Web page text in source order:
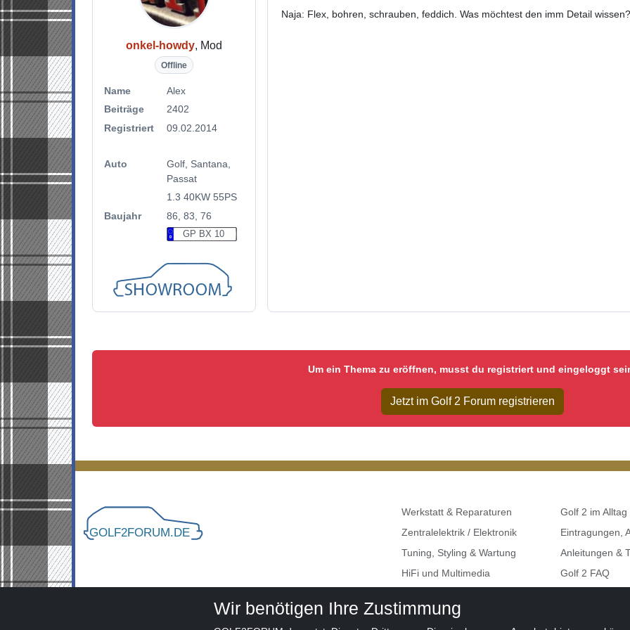
onkel-howdy, Mod
Offline
Name
Alex
Beiträge
2402
Registriert
09.02.2014
Auto
Golf, Santana,
Passat
1.3 40KW 55PS
Baujahr
86, 83, 76
GP BX 10
Naja: Flex, bohren, schrauben, feddich. Was möchtest den imm Detail wissen?
Um ein Thema zu eröffnen, musst du registriert und eingeloggt
Jetzt im Golf 2 Forum registrieren
Werkstatt & Reparaturen
Zentralelektrik / Elektronik
Tuning, Styling & Wartung
HiFi und Multimedia
Golf 2 im Alltag
Eintragungen,
Anleitungen &
Golf 2 FAQ
Wir benötigen Ihre Zustimmung